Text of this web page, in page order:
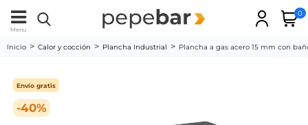
Menu
0
Inicio Calor y cocción Plancha Industrial Plancha a gas acero 15 mm con
-40%
Envío gratis